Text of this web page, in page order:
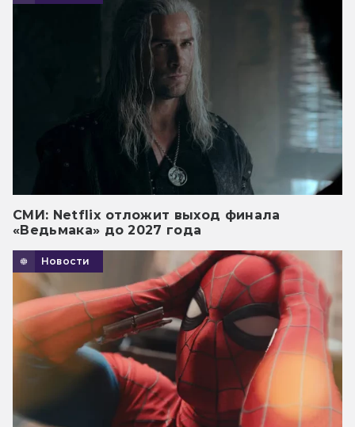
СМИ: Netflix отложит выход финала
«Ведьмака» до 2027 года
Новости